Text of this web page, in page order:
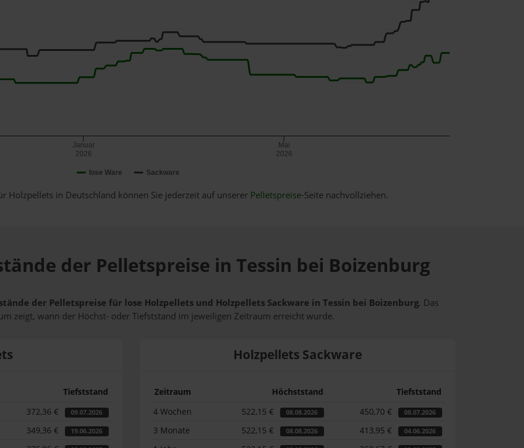
lose Ware Sackware
Januar
2026
Mai
2026
Holzpellets in Deutschland können Sie jederzeit auf unserer Pelletspreise-Seite nachvollziehen.
der Pelletspreise in Tessin bei Boizenburg
der Pelletspreise für lose Holzpellets und Holzpellets Sackware in Tessin bei Boizenburg. Das
zeigt, wann der Höchst- oder Tiefststand im jeweiligen Zeitraum erreicht wurde.
Tiefststand
372,36 € 09.07.2026
349,36 € 19.06.2026
Holzpellets Sackware
Zeitraum Höchststand
Tiefststand
4 Wochen
522,15 € 08.08.2026 450,70 € 08.07.2026
3 Monate 522,15 € 08.08.2026 413,95 € 04.06.2026